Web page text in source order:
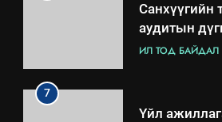
Санхүүгийн
аудитын
ИЛ ТОД БАЙДАЛ
7
Үйл